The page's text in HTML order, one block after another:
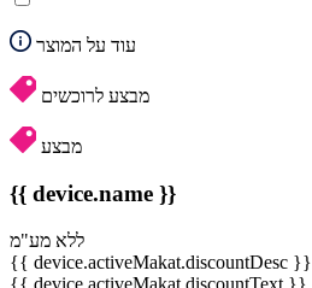
עוד על המוצר
מבצע לרוכשים
מבצע
{{ device.name }}
ללא מע"מ
{{ device.activeMakat.discountDesc }}
{{ device.activeMakat.discountText }}